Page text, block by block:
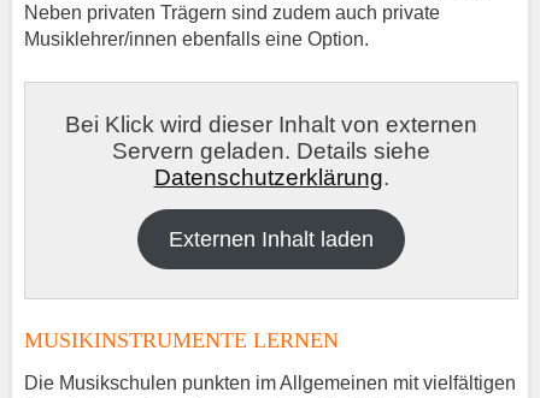
Neben privaten Trägern sind zudem auch private
Musiklehrer/innen ebenfalls eine Option.
Bei Klick wird dieser Inhalt von externen
Servern geladen. Details siehe
Datenschutzerklärung.
Externen Inhalt laden
MUSIKINSTRUMENTE LERNEN
Die Musikschulen punkten im Allgemeinen mit vielfältigen